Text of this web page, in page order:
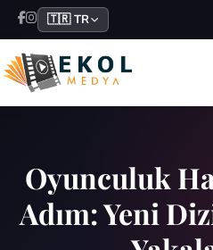
🇹🇷 TR
Oyunculuk
Adım: Yeni